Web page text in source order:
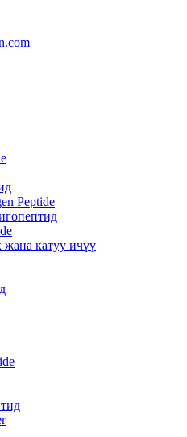
Peptide
катуу ичүү